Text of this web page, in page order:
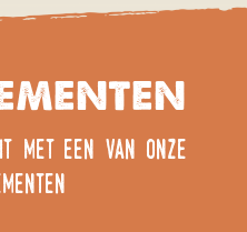
met een van onze